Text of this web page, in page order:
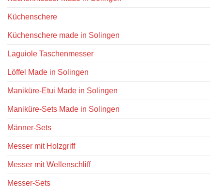
Küchenschere
Küchenschere made in Solingen
Laguiole Taschenmesser
Löffel Made in Solingen
Maniküre-Etui Made in Solingen
Maniküre-Sets Made in Solingen
Männer-Sets
Messer mit Holzgriff
Messer mit Wellenschliff
Messer-Sets